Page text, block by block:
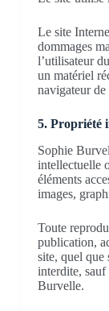
Le site
dommages
l’utilisateur
un matériel
navigateur
5. Propriété
Sophie
intellectuelle
éléments
images,
Toute
publication,
site, quel que
interdite, sauf
Burvelle.